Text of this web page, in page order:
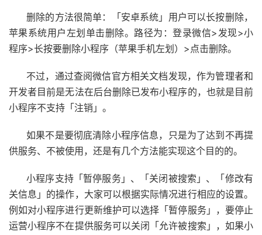
删除的方法很简单：「安卓系统」用户可以长按删除，
苹果系统用户左划单击删除。路径为：登录微信>发现>小
程序>长按要删除小程序（苹果手机左划）>点击删除。
不过，通过查阅微信官方相关文档发现，作为管理者和
开发者目前是无法在后台删除已发布小程序的，也就是目前
小程序不支持「注销」。
如果不是要彻底清除小程序信息，只是为了达到不再提
供服务、不被使用，还是有几个方法能实现这个目的的。
小程序支持「暂停服务」、「关闭被搜索」、「修改有
关信息」的操作，大家可以根据实际情况进行相应的设置。
例如对小程序进行更新维护可以选择「暂停服务」，要停止
运营小程序不在提供服务可以关闭「允许被搜索」，如果小